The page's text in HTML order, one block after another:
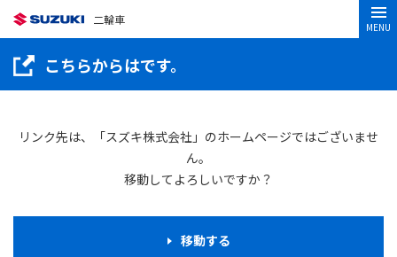
二輪車
MENU
こちらからはです。
リンク先は、「スズキ株式会社」のホームページではございませ
ん。
移動してよろしいですか？
移動する